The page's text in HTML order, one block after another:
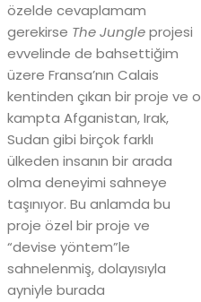
özelde cevaplamam
gerekirse The Jungleprojesi
evvelinde de bahsettiğim
üzere Fransa’nın Calais
kentinden çıkan bir proje ve o
kampta Afganistan, Irak,
Sudan gibi birçok farklı
ülkeden insanın bir arada
olma deneyimi sahneye
taşınıyor. Bu anlamda bu
proje özel bir proje ve
“devise yöntem”le
sahnelenmiş, dolayısıyla
ayniyle burada